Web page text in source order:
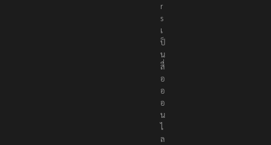
r
s
เ
ป็
น
สื่
อ
อ
อ
น
ไ
ล